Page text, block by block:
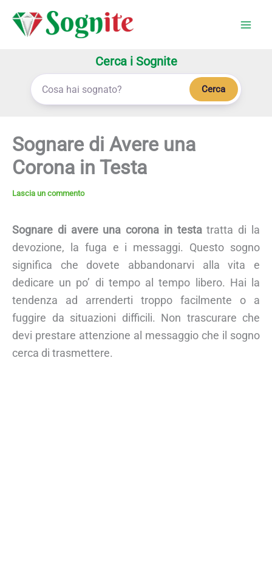
Cerca i Sognite
Cerca
Sognare di Avere una
Corona in Testa
Lascia un commento
Sognare di avere una corona in testatratta di la
devozione, la fuga e i messaggi. Questo sogno
significa che dovete abbandonarvi alla vita e
dedicare un po’ di tempo al tempo libero. Hai la
tendenza ad arrenderti troppo facilmente o a
fuggire da situazioni difficili. Non trascurare che
devi prestare attenzione al messaggio che il sogno
cerca di trasmettere.